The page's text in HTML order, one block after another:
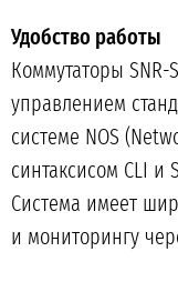
Удобство работы
Коммутаторы SNR-
управлением
системе NOS
синтаксисом CLI и
Система имеет
и мониторингу